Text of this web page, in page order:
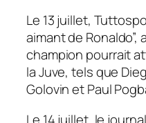
Le 13 juillet,
aimant de Ronaldo”,
champion pourrait
la Juve, tels que
Golovin et Paul
Le 14 juillet, le